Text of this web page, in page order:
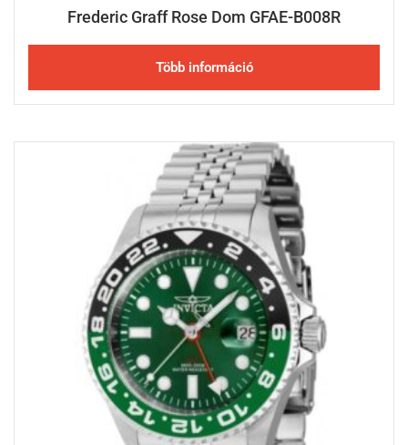
Frederic Graff Rose Dom GFAE-B008R
Több információ